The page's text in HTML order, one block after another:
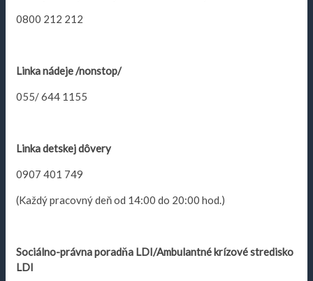
0800 212 212
Linka nádeje /nonstop/
055/ 644 1155
Linka detskej dôvery
0907 401 749
(Každý pracovný deň od 14:00 do 20:00 hod.)
Sociálno-právna poradňa LDI/Ambulantné krízové stredisko
LDI